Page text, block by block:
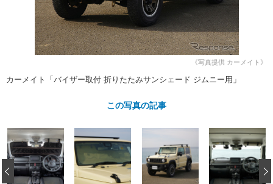
カーメーカー「旧車」関連プロジ
ェクト
コラム
インタビュー
イベント
イベント告知 イベントレポート
《写真提供 カーメイト》
カーメイト「バイザー取付 折りたたみサンシェード ジムニー用」
この写真の記事
‹